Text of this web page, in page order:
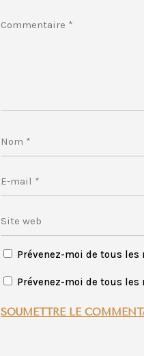
Prévenez-moi de tous
Prévenez-moi de tous
SOUMETTRE LE